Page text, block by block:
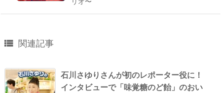
 関連記事
石川さゆりさんが初のレポーター役に！
インタビューで「味覚糖のど飴󠄀」のおい